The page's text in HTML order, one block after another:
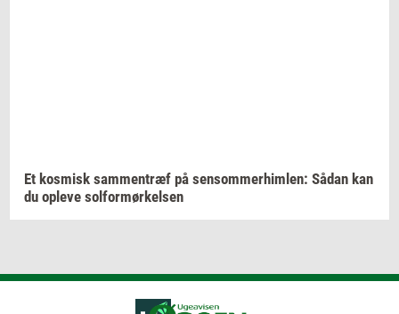
Et kos­misk sam­men­træf på sen­som­mer­him­len: Sådan kan
du op­le­ve sol­for­mør­kel­sen